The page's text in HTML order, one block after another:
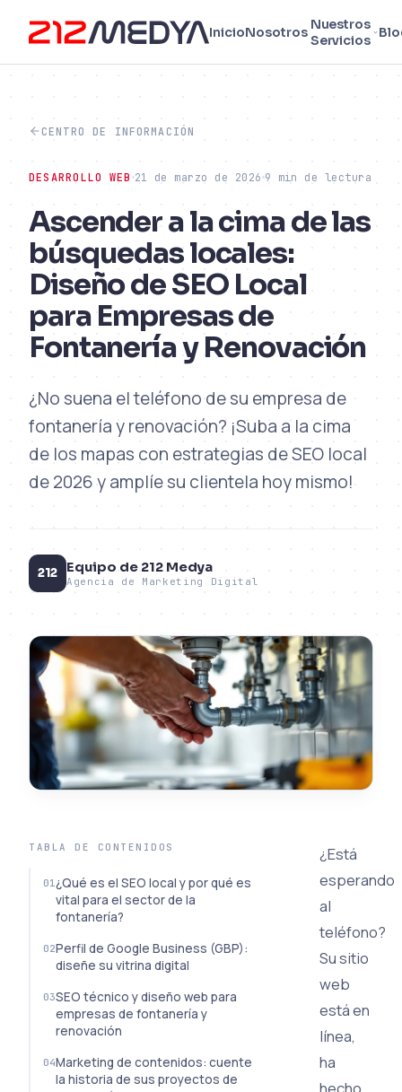
InicioNosotros Nuestros
Servicios
CENTRO DE INFORMACIÓN
DESARROLLO WEB 21 de marzo de 2026 9 min de lectura
Ascender a la cima de las
búsquedas locales:
Diseño de SEO Local
para Empresas de
Fontanería y Renovación
¿No suena el teléfono de su empresa de
fontanería y renovación? ¡Suba a la cima
de los mapas con estrategias de SEO local
de 2026 y amplíe su clientela hoy mismo!
212 Equipo de 212 Medya
Agencia de Marketing Digital
TABLA DE CONTENIDOS
¿Qué es el SEO local y por qué es
vital para el sector de la
fontanería?
Perfil de Google Business (GBP):
diseñe su vitrina digital
SEO técnico y diseño web para
empresas de fontanería y
renovación
Marketing de contenidos: cuente
la historia de sus proyectos de
¿Está
esperando
al
teléfono?
Su sitio
web
está en
línea,
ha